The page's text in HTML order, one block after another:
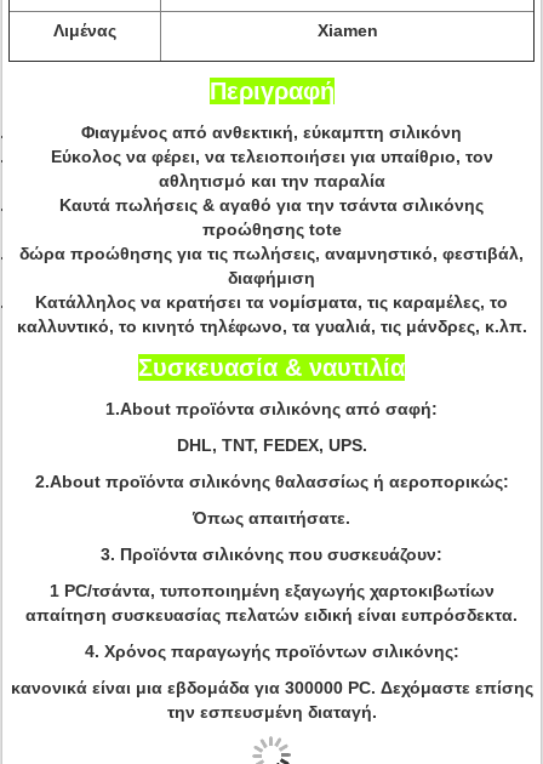
Λιμένας Xiamen
Περιγραφή
Φιαγμένος από ανθεκτική, εύκαμπτη σιλικόνη
Εύκολος να φέρει, να τελειοποιήσει για υπαίθριο, τον
αθλητισμό και την παραλία
Καυτά πωλήσεις & αγαθό για την τσάντα σιλικόνης
προώθησης tote
δώρα προώθησης για τις πωλήσεις, αναμνηστικό, φεστιβάλ,
διαφήμιση
Κατάλληλος να κρατήσει τα νομίσματα, τις καραμέλες, το
καλλυντικό, το κινητό τηλέφωνο, τα γυαλιά, τις μάνδρες, κ.λπ.
Συσκευασία & ναυτιλία
1.About προϊόντα σιλικόνης από σαφή:
DHL, TNT, FEDEX, UPS.
2.About προϊόντα σιλικόνης θαλασσίως ή αεροπορικώς:
Όπως απαιτήσατε.
3. Προϊόντα σιλικόνης που συσκευάζουν:
1 PC/τσάντα, τυποποιημένη εξαγωγής χαρτοκιβωτίων
απαίτηση συσκευασίας πελατών ειδική είναι ευπρόσδεκτα.
4. Χρόνος παραγωγής προϊόντων σιλικόνης:
κανονικά είναι μια εβδομάδα για 300000 PC. Δεχόμαστε επίσης
την εσπευσμένη διαταγή.